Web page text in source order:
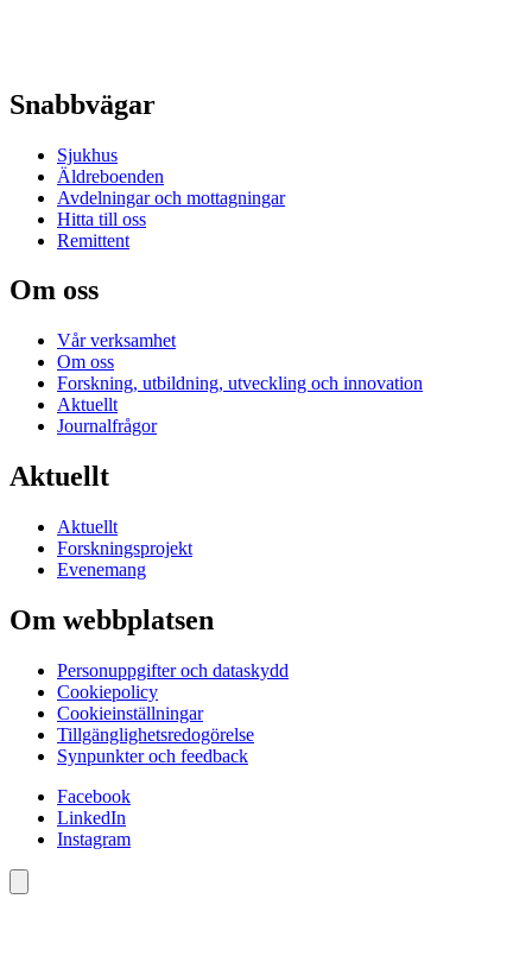
Snabbvägar
Sjukhus
Äldreboenden
Avdelningar och mottagningar
Hitta till oss
Remittent
Om oss
Vår verksamhet
Om oss
Forskning, utbildning, utveckling och innovation
Aktuellt
Journalfrågor
Aktuellt
Aktuellt
Forskningsprojekt
Evenemang
Om webbplatsen
Personuppgifter och dataskydd
Cookiepolicy
Cookieinställningar
Tillgänglighetsredogörelse
Synpunkter och feedback
Facebook
LinkedIn
Instagram